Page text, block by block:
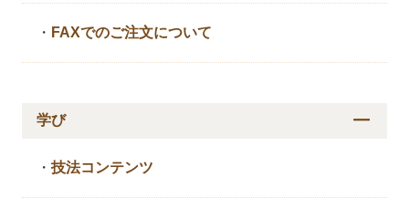
・ FAXでのご注文について
学び
・技法コンテンツ